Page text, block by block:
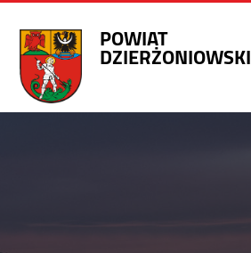
POWIAT
DZIERŻONIOWSKI